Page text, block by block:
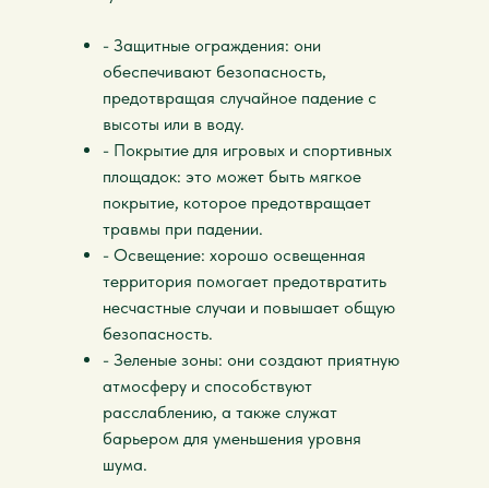
- Защитные ограждения: они
обеспечивают безопасность,
предотвращая случайное падение с
высоты или в воду.
- Покрытие для игровых и спортивных
площадок: это может быть мягкое
покрытие, которое предотвращает
травмы при падении.
- Освещение: хорошо освещенная
территория помогает предотвратить
несчастные случаи и повышает общую
безопасность.
- Зеленые зоны: они создают приятную
атмосферу и способствуют
расслаблению, а также служат
барьером для уменьшения уровня
шума.